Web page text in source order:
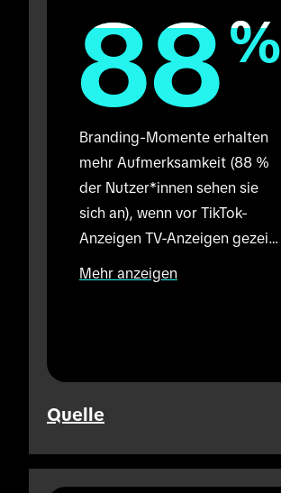
88%
88%
Branding-Momente erhalten
mehr Aufmerksamkeit (88 %
der Nutzer*innen sehen sie
sich an), wenn vor TikTok-
Anzeigen TV-Anzeigen gezeigt
Mehr anzeigen
Quelle